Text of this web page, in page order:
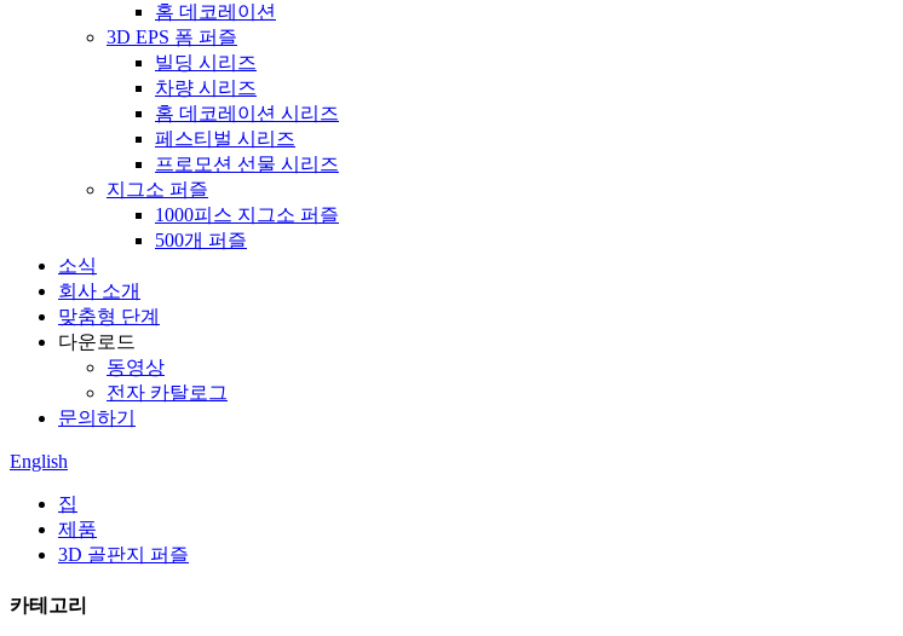
홈 데코레이션
3D EPS 폼 퍼즐
빌딩 시리즈
차량 시리즈
홈 데코레이션 시리즈
페스티벌 시리즈
프로모션 선물 시리즈
지그소 퍼즐
1000피스 지그소 퍼즐
500개 퍼즐
소식
회사 소개
맞춤형 단계
다운로드
동영상
전자 카탈로그
문의하기
English
집
제품
3D 골판지 퍼즐
카테고리